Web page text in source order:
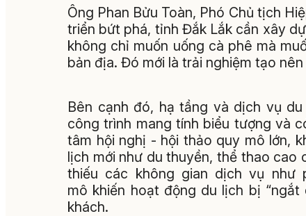
Ông Phan Bửu Toàn, Phó Chủ tịch
triển bứt phá, tỉnh Đắk Lắk cần xây
không chỉ muốn uống cà phê mà
bản địa. Đó mới là trải nghiệm tạo
Bên cạnh đó, hạ tầng và dịch vụ
công trình mang tính biểu tượng và
tâm hội nghị - hội thảo quy mô lớn,
lịch mới như du thuyền, thể thao
thiếu các không gian dịch vụ như
mô khiến hoạt động du lịch bị
khách.